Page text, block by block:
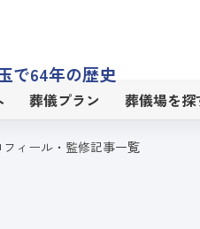
で64年の歴史
葬儀プラン 葬儀場を探
ィール・監修記事一覧